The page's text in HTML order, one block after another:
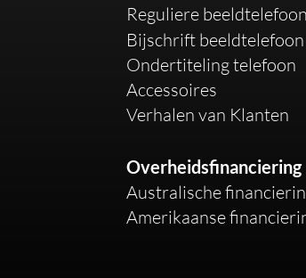
Reguliere beeldtelefoon
Bijschrift beeldtelefoon
Ondertiteling telefoon
Accessoires
Verhalen van Klanten
Overheidsfinanciering
Australische
Amerikaanse